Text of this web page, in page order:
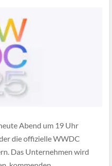
Abend um 19 Uhr
die offizielle WWDC
Das Unternehmen wird